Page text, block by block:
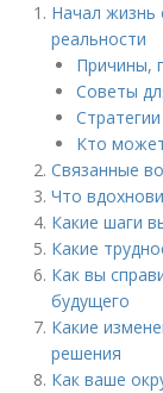
Начал жизнь
реальности
Причины,
Советы
Кто
Связанные
Что
Какие шаги
Какие
Как вы
будущего
Какие
решения
Как ваше